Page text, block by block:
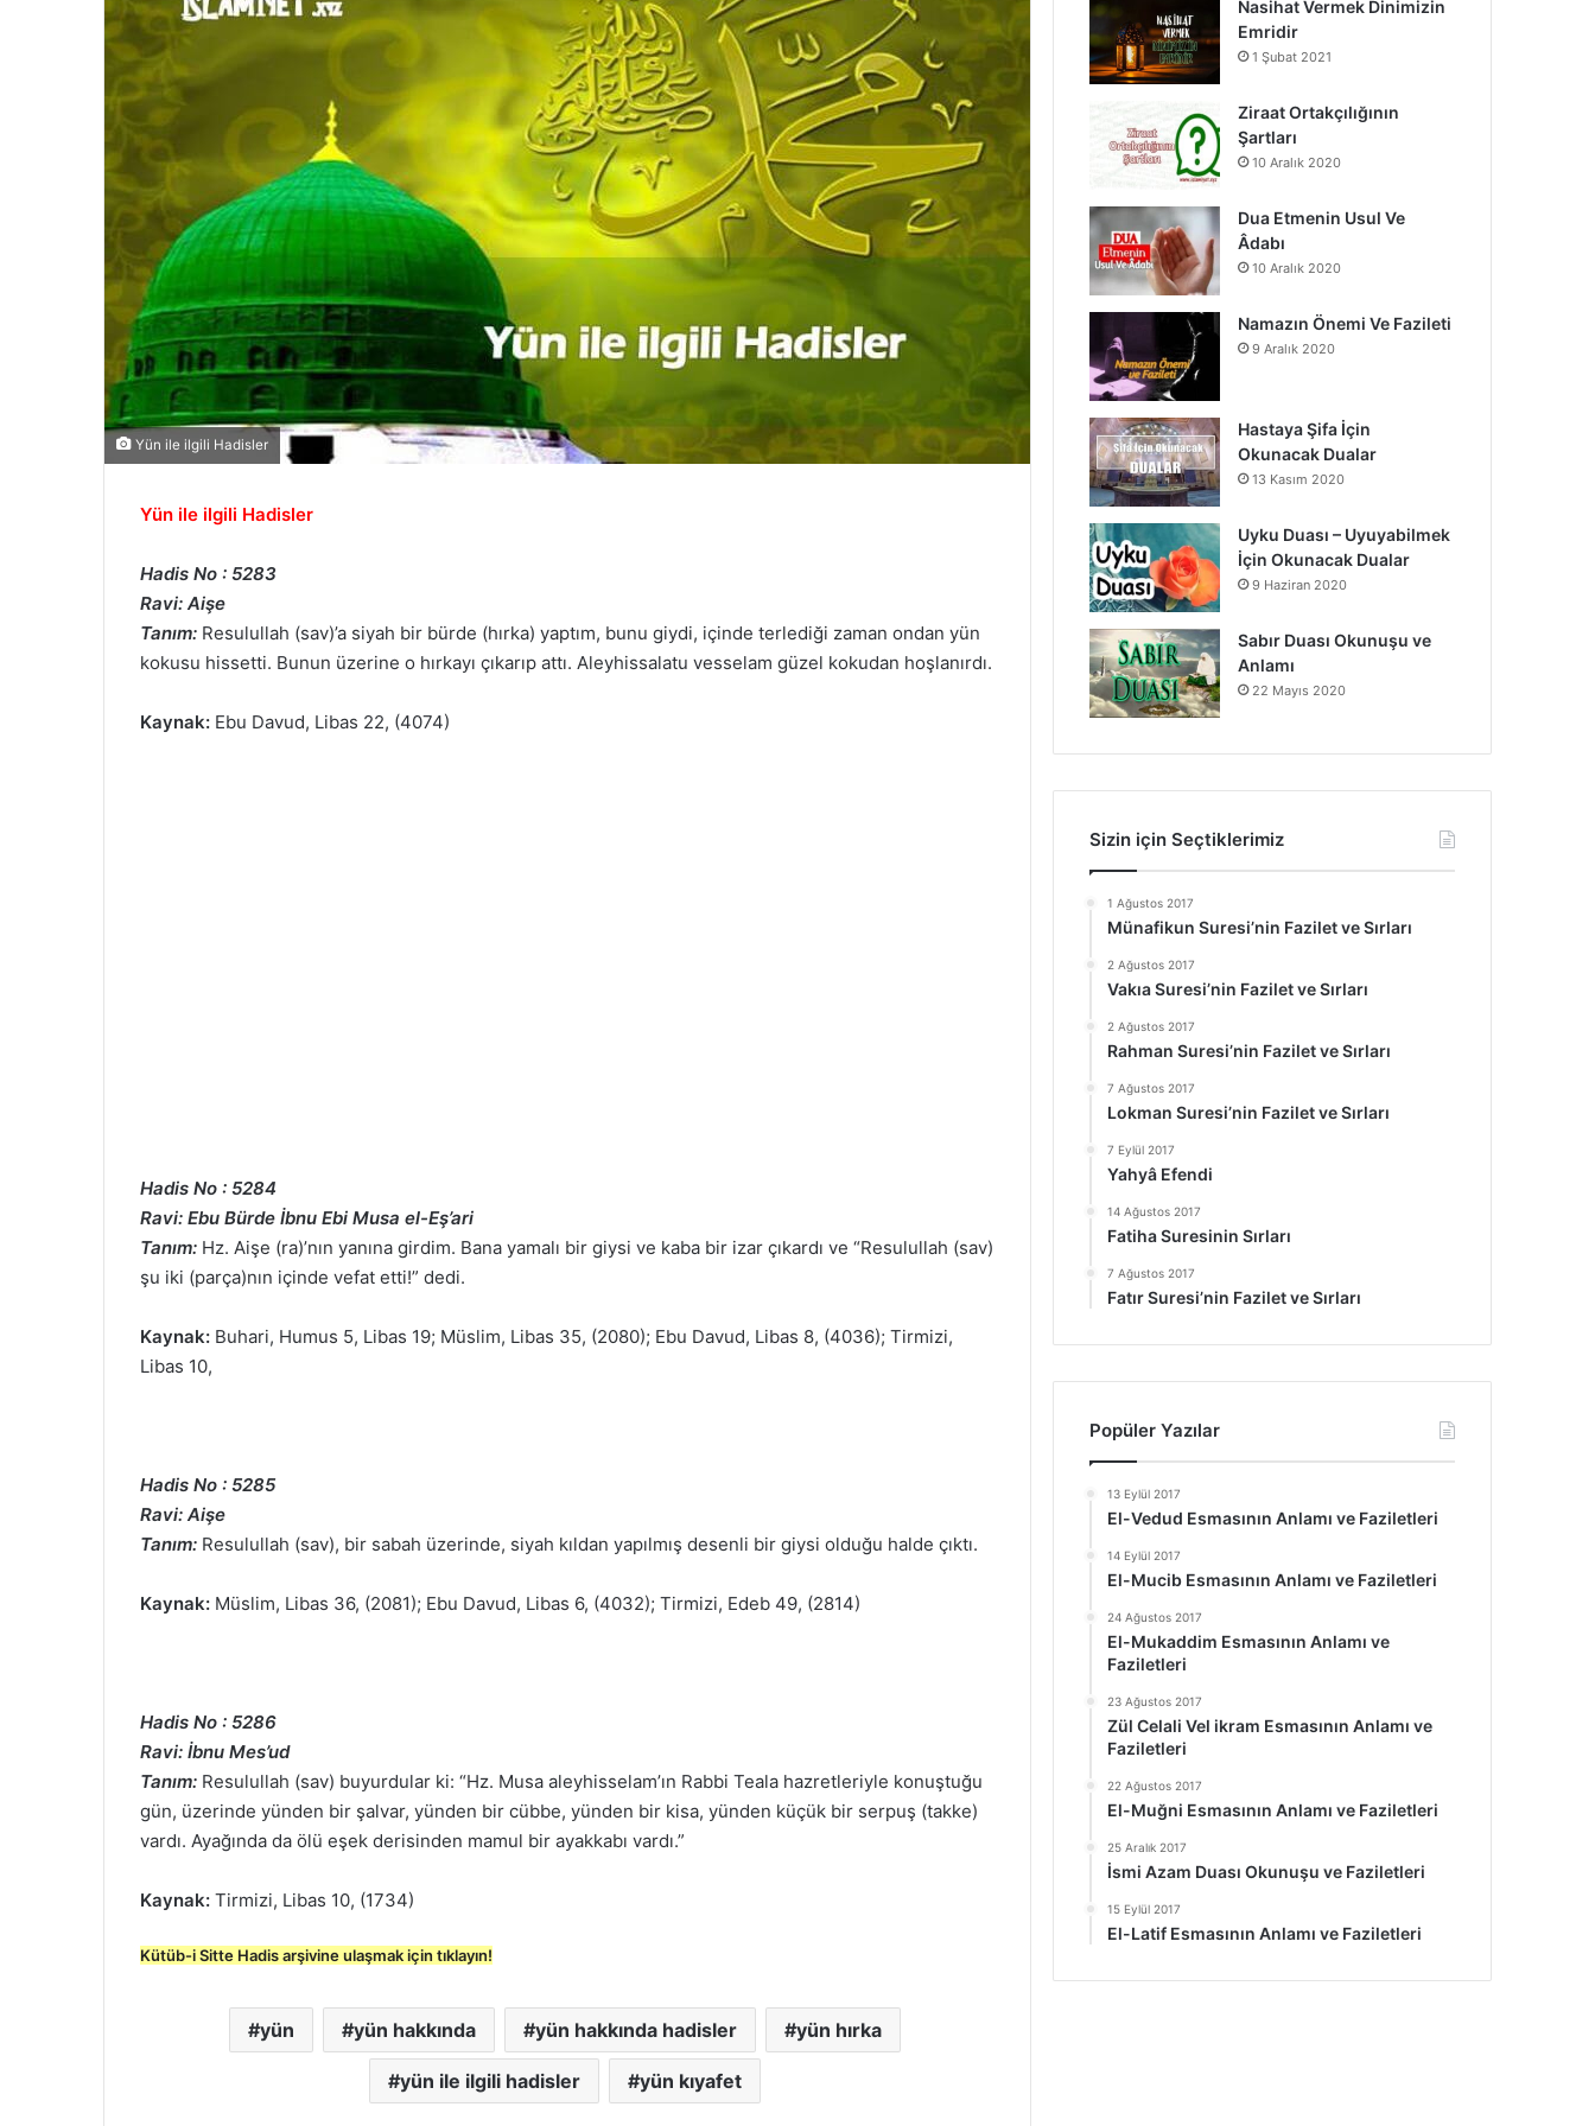
Yün ile ilgili Hadisler
Yün ile ilgili Hadisler
Hadis No : 5283
Ravi: Aişe
Tanım: Resulullah (sav)’a siyah bir bürde (hırka) yaptım, bunu giydi, içinde terlediği zaman ondan yün
kokusu hissetti. Bunun üzerine o hırkayı çıkarıp attı. Aleyhissalatu vesselam güzel kokudan hoşlanırdı.
Kaynak: Ebu Davud, Libas 22, (4074)
Hadis No : 5284
Ravi: Ebu Bürde İbnu Ebi Musa el-Eş’ari
Tanım: Hz. Aişe (ra)’nın yanına girdim. Bana yamalı bir giysi ve kaba bir izar çıkardı ve “Resulullah (sav)
şu iki (parça)nın içinde vefat etti!” dedi.
Kaynak: Buhari, Humus 5, Libas 19; Müslim, Libas 35, (2080); Ebu Davud, Libas 8, (4036); Tirmizi,
Libas 10,
Hadis No : 5285
Ravi: Aişe
Tanım: Resulullah (sav), bir sabah üzerinde, siyah kıldan yapılmış desenli bir giysi olduğu halde çıktı.
Kaynak: Müslim, Libas 36, (2081); Ebu Davud, Libas 6, (4032); Tirmizi, Edeb 49, (2814)
Hadis No : 5286
Ravi: İbnu Mes’ud
Tanım: Resulullah (sav) buyurdular ki: “Hz. Musa aleyhisselam’ın Rabbi Teala hazretleriyle konuştuğu
gün, üzerinde yünden bir şalvar, yünden bir cübbe, yünden bir kisa, yünden küçük bir serpuş (takke)
vardı. Ayağında da ölü eşek derisinden mamul bir ayakkabı vardı.”
Kaynak: Tirmizi, Libas 10, (1734)
Kütüb-i Sitte Hadis arşivine ulaşmak için tıklayın!
yün yün hakkında yün hakkında hadisler yün hırka
yün ile ilgili hadisler yün kıyafet
o
o
k
b
g
a
Nasihat Vermek Dinimizin
Emridir
1 Şubat 2021
Ziraat Ortakçılığının
Şartları
10 Aralık 2020
Dua Etmenin Usul Ve
Âdabı
10 Aralık 2020
Namazın Önemi Ve Fazileti
9 Aralık 2020
Hastaya Şifa İçin
Okunacak Dualar
13 Kasım 2020
Uyku Duası – Uyuyabilmek
İçin Okunacak Dualar
9 Haziran 2020
Sabır Duası Okunuşu ve
Anlamı
22 Mayıs 2020
Sizin için Seçtiklerimiz
1 Ağustos 2017
Münafikun Suresi’nin Fazilet ve Sırları
2 Ağustos 2017
Vakıa Suresi’nin Fazilet ve Sırları
2 Ağustos 2017
Rahman Suresi’nin Fazilet ve Sırları
7 Ağustos 2017
Lokman Suresi’nin Fazilet ve Sırları
7 Eylül 2017
Yahyâ Efendi
14 Ağustos 2017
Fatiha Suresinin Sırları
7 Ağustos 2017
Fatır Suresi’nin Fazilet ve Sırları
Popüler Yazılar
13 Eylül 2017
El-Vedud Esmasının Anlamı ve Faziletleri
14 Eylül 2017
El-Mucib Esmasının Anlamı ve Faziletleri
24 Ağustos 2017
El-Mukaddim Esmasının Anlamı ve
Faziletleri
23 Ağustos 2017
Zül Celali Vel ikram Esmasının Anlamı ve
Faziletleri
22 Ağustos 2017
El-Muğni Esmasının Anlamı ve Faziletleri
25 Aralık 2017
İsmi Azam Duası Okunuşu ve Faziletleri
15 Eylül 2017
El-Latif Esmasının Anlamı ve Faziletleri